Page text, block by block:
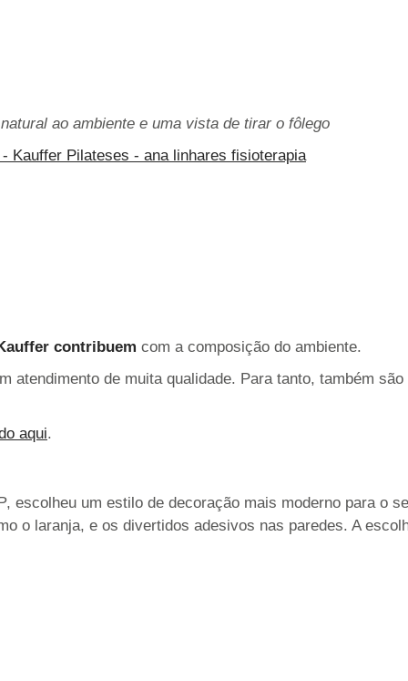
ao ambiente e uma vista de tirar o fôlego
contribuem com a composição do ambiente.
atendimento de muita qualidade. Para tanto, também
aqui.
, escolheu um estilo de decoração mais moderno para o
o laranja, e os divertidos adesivos nas paredes. A